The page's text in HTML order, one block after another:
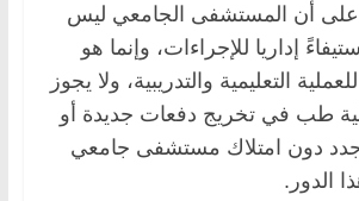
على أن المستشفى الجامعي ليس
إداريا للإجراءات، وإنما هو
التعليمية والتدريبية، ولا يجوز
طب في تخريج دفعات جديدة أو
دون امتلاك مستشفى جامعي
الدور.